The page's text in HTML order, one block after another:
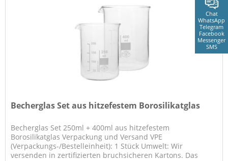
Chat
WhatsApp
Telegram
Facebook
Messenger
SMS
Becherglas Set aus hitzefestem Borosilikatglas
Becherglas Set 250ml + 400ml aus hitzefestem
Borosilikatglas Verpackung und Versand VPE
(Verpackungs-/Bestelleinheit): 1 Stück Umwelt: Wir
versenden in zertifizierten bruchsicheren Kartons. Das